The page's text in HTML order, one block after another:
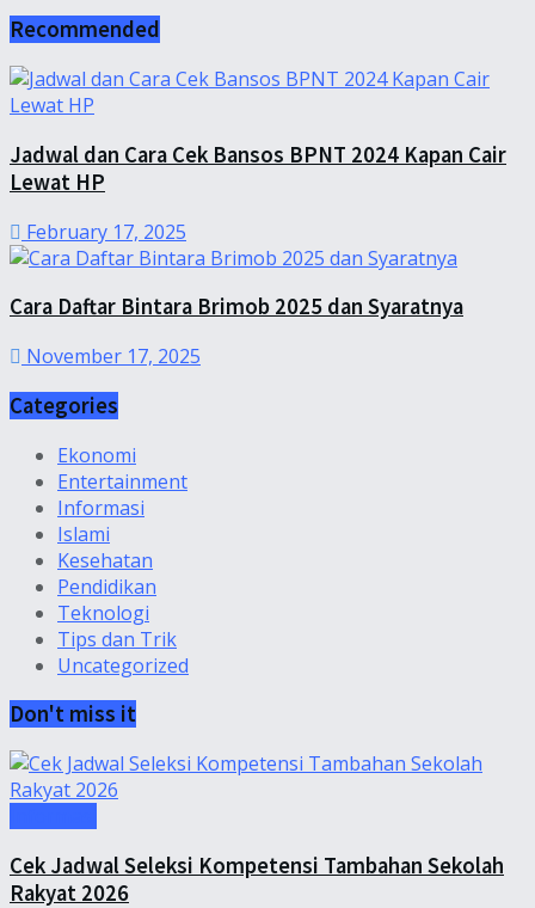
Recommended
Jadwal dan Cara Cek Bansos BPNT 2024 Kapan Cair
Lewat HP
February 17, 2025
Cara Daftar Bintara Brimob 2025 dan Syaratnya
November 17, 2025
Categories
Ekonomi
Entertainment
Informasi
Islami
Kesehatan
Pendidikan
Teknologi
Tips dan Trik
Uncategorized
Don't miss it
Cek Jadwal Seleksi Kompetensi Tambahan Sekolah
Rakyat 2026